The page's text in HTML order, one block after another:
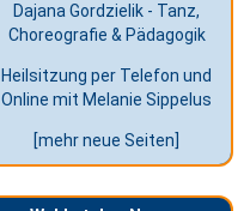
Dajana Gordzielik - Tanz,
Choreografie & Pädagogik
Heilsitzung per Telefon und
Online mit Melanie Sippelus
[mehr neue Seiten]